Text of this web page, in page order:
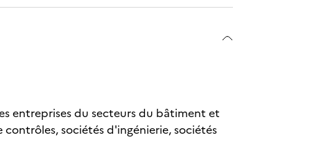
entreprises du secteurs du bâtiment et
sociétés d'ingénierie, sociétés